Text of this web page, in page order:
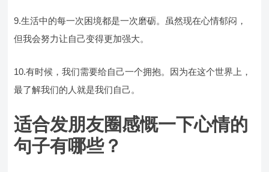
9.生活中的每一次困境都是一次磨砺。虽然现在心情郁闷，
但我会努力让自己变得更加强大。
10.有时候，我们需要给自己一个拥抱。因为在这个世界上，
最了解我们的人就是我们自己。
适合发朋友圈感慨一下心情的
句子有哪些？